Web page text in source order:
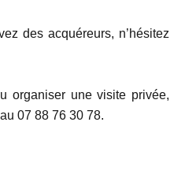
des acquéreurs, n’hésitez
organiser une visite privée,
07 88 76 30 78.